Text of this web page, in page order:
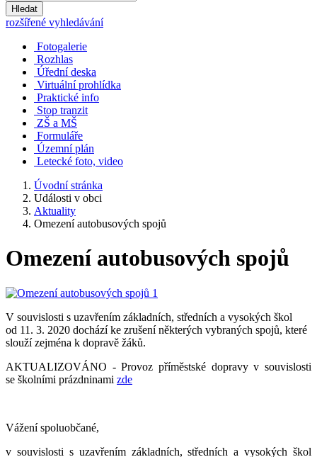
Hledat
rozšířené vyhledávání
Fotogalerie
Rozhlas
Úřední deska
Virtuální prohlídka
Praktické info
Stop tranzit
ZŠ a MŠ
Formuláře
Územní plán
Letecké foto, video
Úvodní stránka
Události v obci
Aktuality
Omezení autobusových spojů
Omezení autobusových spojů
V souvislosti s uzavřením základních, středních a vysokých škol
od 11. 3. 2020 dochází ke zrušení některých vybraných spojů, které
slouží zejména k dopravě žáků.
AKTUALIZOVÁNO - Provoz příměstské dopravy v souvislosti
se školními prázdninami zde
Vážení spoluobčané,
v souvislosti s uzavřením základních, středních a vysokých škol